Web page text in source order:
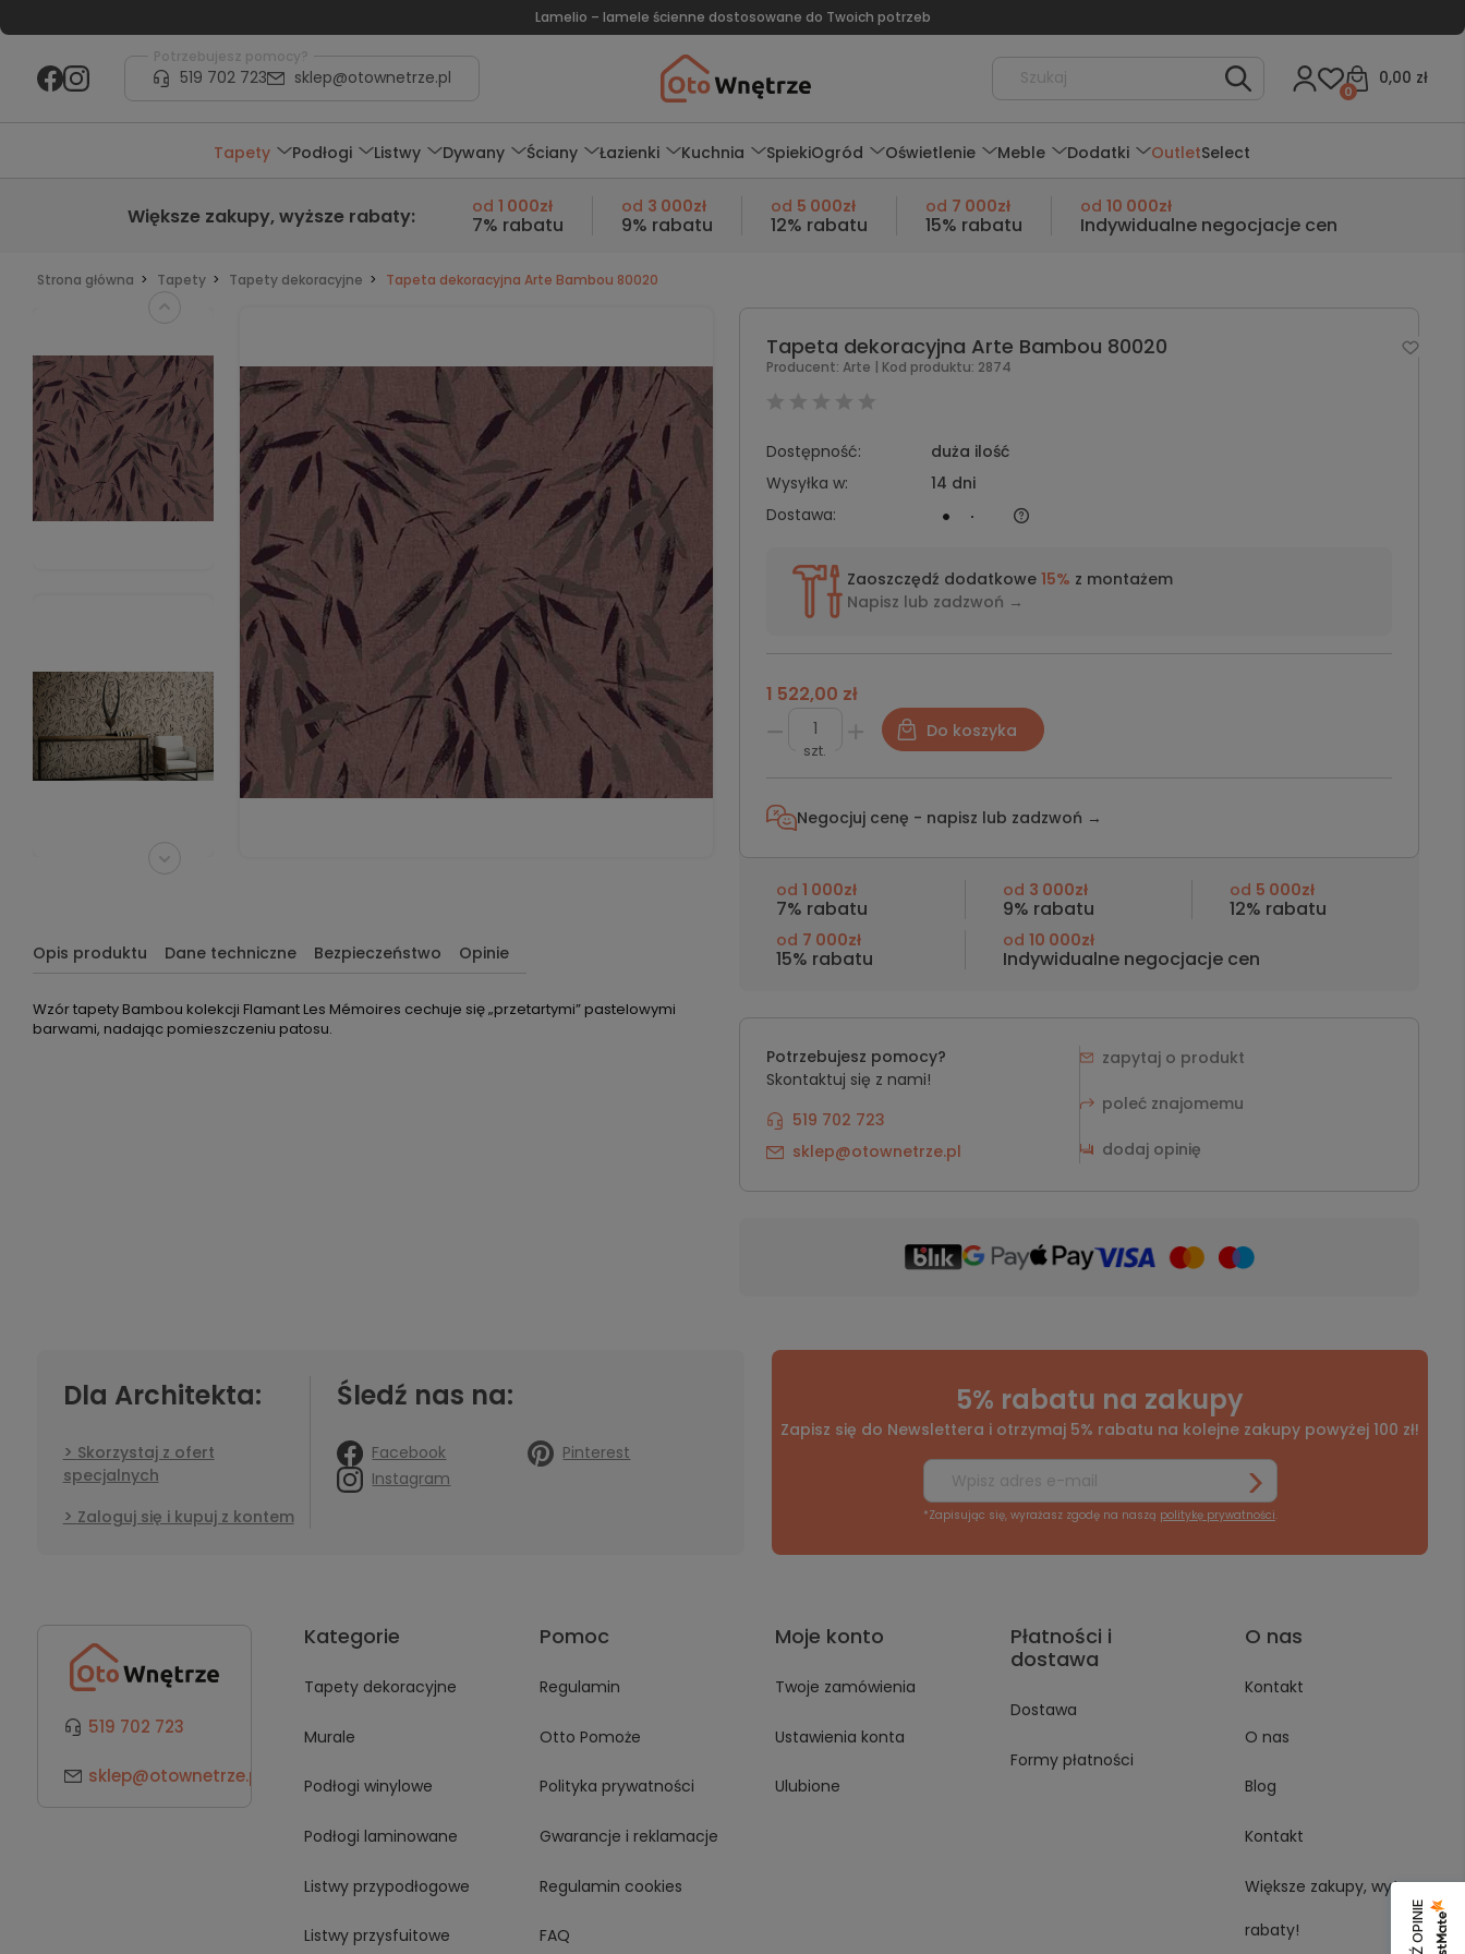
Lamelio – lamele ścienne dostosowane do Twoich potrzeb
Potrzebujesz pomocy?
519 702 723 sklep@otownetrze.pl 0,00 zł
0
Tapety Podłogi Listwy Dywany Ściany Łazienki Kuchnia SpiekiOgród Oświetlenie Meble Dodatki OutletSelect
Większe zakupy,wyższe rabaty: od 1 000zł
7% rabatu
od 3 000zł
9% rabatu
od 5 000zł
12% rabatu
od 7 000zł
15% rabatu
od 10 000zł
Indywidualne negocjacje cen
Strona główna Tapety Tapety dekoracyjne Tapeta dekoracyjna Arte Bambou 80020
Opis produktu Dane techniczne Bezpieczeństwo Opinie
Wzór tapety Bambou kolekcji Flamant Les Mémoires cechuje się „przetartymi” pastelowymi
barwami, nadając pomieszczeniu patosu.
Tapeta dekoracyjna Arte Bambou 80020
Producent: Arte | Kod produktu: 2874
Dostępność:
duża ilość
Wysyłka w:
14 dni
Dostawa:
Zaoszczędź dodatkowe 15% z montażem
Napisz lub zadzwoń →
1 522,00 zł
szt.
Do koszyka
Negocjuj cenę - napisz lub zadzwoń →
od 1 000zł
7% rabatu
od 3 000zł
9% rabatu
od 5 000zł
12% rabatu
od 7 000zł
15% rabatu
od10 000zł
Indywidualne negocjacje cen
Potrzebujesz pomocy?
Skontaktuj się z nami!
519 702 723
sklep@otownetrze.pl
zapytaj o produkt
poleć znajomemu
dodaj opinię
Dla Architekta:
Skorzystaj z ofert
specjalnych
Zaloguj się i kupuj z kontem
Śledź nas na:
Facebook
Pinterest
Instagram
5% rabatu na zakupy
Zapisz się do Newslettera i otrzymaj 5% rabatu na kolejne zakupy powyżej 100 zł!
*Zapisując się, wyrażasz zgodę na naszą politykę prywatności.
519 702 723
sklep@otownetrze.pl
Kategorie
Tapety dekoracyjne
Murale
Podłogi winylowe
Podłogi laminowane
Listwy przypodłogowe
Listwy przysfuitowe
Pomoc
Regulamin
Otto Pomoże
Polityka prywatności
Gwarancje i reklamacje
Regulamin cookies
FAQ
Moje konto
Twoje zamówienia
Ustawienia konta
Ulubione
Płatności i
dostawa
Dostawa
Formy płatności
O nas
Kontakt
O nas
Blog
Kontakt
Większe zakupy, wyższe
rabaty!